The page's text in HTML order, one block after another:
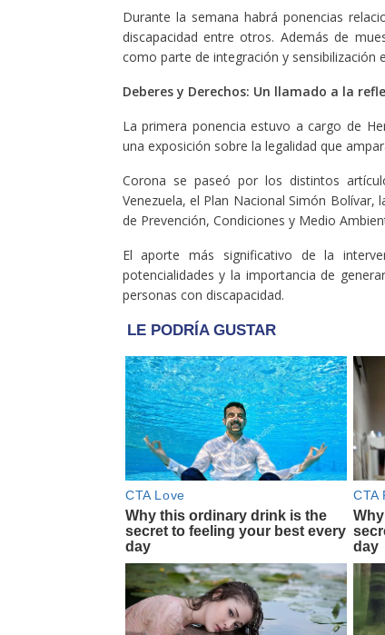
Durante la semana habrá ponencias
discapacidad entre otros. Además de
como parte de integración y sensibilización
Deberes y Derechos: Un llamado a la
La primera ponencia estuvo a cargo de
una exposición sobre la legalidad que
Corona se paseó por los distintos
Venezuela, el Plan Nacional Simón Bolívar,
de Prevención, Condiciones y Medio
El aporte más significativo de la
potencialidades y la importancia de
personas con discapacidad.